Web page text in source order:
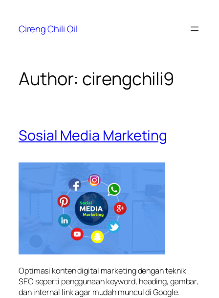
content
Cireng Chili Oil
Author: cirengchili9
Sosial Media Marketing
Optimasi konten digital marketing dengan teknik
SEO seperti penggunaan keyword, heading, gambar,
dan internal link agar mudah muncul di Google.